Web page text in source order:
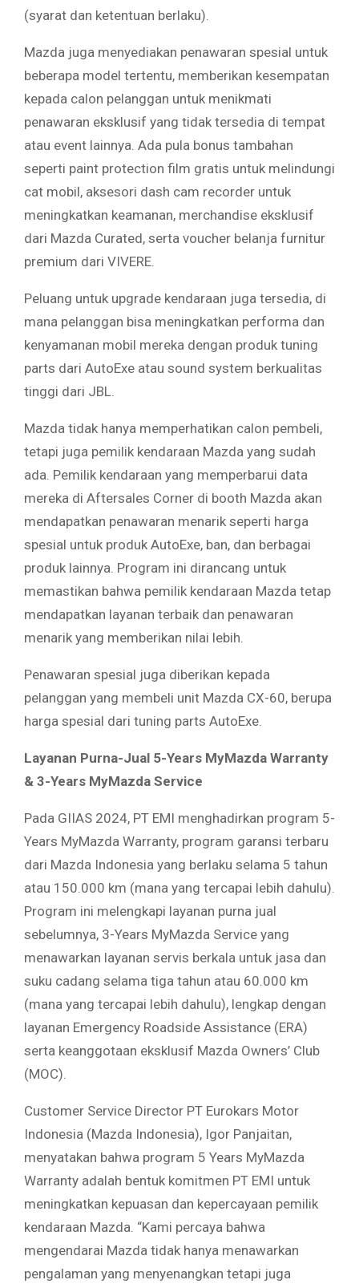
(syarat dan ketentuan berlaku).
Mazda juga menyediakan penawaran spesial untuk
beberapa model tertentu, memberikan kesempatan
kepada calon pelanggan untuk menikmati
penawaran eksklusif yang tidak tersedia di tempat
atau event lainnya. Ada pula bonus tambahan
seperti paint protection film gratis untuk melindungi
cat mobil, aksesori dash cam recorder untuk
meningkatkan keamanan, merchandise eksklusif
dari Mazda Curated, serta voucher belanja furnitur
premium dari VIVERE.
Peluang untuk upgrade kendaraan juga tersedia, di
mana pelanggan bisa meningkatkan performa dan
kenyamanan mobil mereka dengan produk tuning
parts dari AutoExe atau sound system berkualitas
tinggi dari JBL.
Mazda tidak hanya memperhatikan calon pembeli,
tetapi juga pemilik kendaraan Mazda yang sudah
ada. Pemilik kendaraan yang memperbarui data
mereka di Aftersales Corner di booth Mazda akan
mendapatkan penawaran menarik seperti harga
spesial untuk produk AutoExe, ban, dan berbagai
produk lainnya. Program ini dirancang untuk
memastikan bahwa pemilik kendaraan Mazda tetap
mendapatkan layanan terbaik dan penawaran
menarik yang memberikan nilai lebih.
Penawaran spesial juga diberikan kepada
pelanggan yang membeli unit Mazda CX-60, berupa
harga spesial dari tuning parts AutoExe.
Layanan Purna-Jual 5-Years MyMazda Warranty
& 3-Years MyMazda Service
Pada GIIAS 2024, PT EMI menghadirkan program 5-
Years MyMazda Warranty, program garansi terbaru
dari Mazda Indonesia yang berlaku selama 5 tahun
atau 150.000 km (mana yang tercapai lebih dahulu).
Program ini melengkapi layanan purna jual
sebelumnya, 3-Years MyMazda Service yang
menawarkan layanan servis berkala untuk jasa dan
suku cadang selama tiga tahun atau 60.000 km
(mana yang tercapai lebih dahulu), lengkap dengan
layanan Emergency Roadside Assistance (ERA)
serta keanggotaan eksklusif Mazda Owners’ Club
(MOC).
Customer Service Director PT Eurokars Motor
Indonesia (Mazda Indonesia), Igor Panjaitan,
menyatakan bahwa program 5 Years MyMazda
Warranty adalah bentuk komitmen PT EMI untuk
meningkatkan kepuasan dan kepercayaan pemilik
kendaraan Mazda. “Kami percaya bahwa
mengendarai Mazda tidak hanya menawarkan
pengalaman yang menyenangkan tetapi juga